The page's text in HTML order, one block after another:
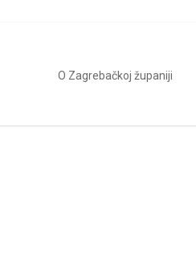
O Zagrebačkoj županiji